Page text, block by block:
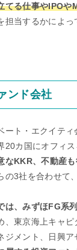
てる仕事やIPOや
担当するかによっ
ンド会社
ート・エクイティ
20カ国にオフィ
なKKR、不動産
の3社を合わせて
は、みずほFG系
、東京海上キャピ
ジメント、日興